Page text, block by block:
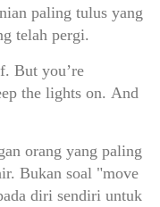
paling tulus yang
telah pergi.
But you’re
the lights on. And
orang yang paling
Bukan soal "move
diri sendiri untuk